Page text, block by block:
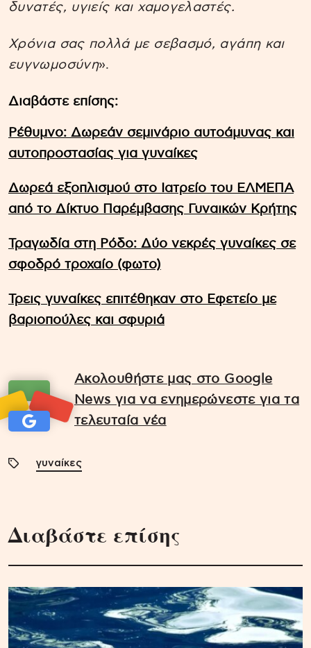
δυνατές, υγιείς και χαμογελαστές.
Χρόνια σας πολλά με σεβασμό, αγάπη και
ευγνωμοσύνη».
Διαβάστε επίσης:
Ρέθυμνο: Δωρεάν σεμινάριο αυτοάμυνας και
αυτοπροστασίας για γυναίκες
Δωρεά εξοπλισμού στο Ιατρείο του ΕΛΜΕΠΑ
από το Δίκτυο Παρέμβασης Γυναικών Κρήτης
Τραγωδία στη Ρόδο: Δύο νεκρές γυναίκες σε
σφοδρό τροχαίο (φωτο)
Τρεις γυναίκες επιτέθηκαν στο Εφετείο με
βαριοπούλες και σφυριά
Ακολουθήστε μας στο Google
News για να ενημερώνεστε για τα
τελευταία νέα
γυναίκες
Διαβάστε επίσης